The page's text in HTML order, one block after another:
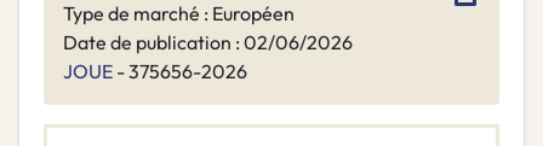
Type de marché : Européen
Date de publication : 02/06/2026
JOUE - 375656-2026